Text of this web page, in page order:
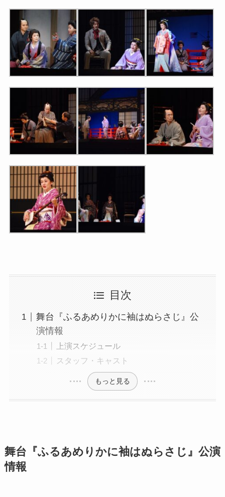
目次
舞台『ふるあめりかに袖はぬらさじ』公
演情報
上演スケジュール
スタッフ・キャスト
もっと見る
舞台『ふるあめりかに袖はぬらさじ』公演
情報